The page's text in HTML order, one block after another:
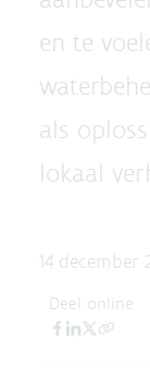
en te
als
lokaal
14 december
Deel online